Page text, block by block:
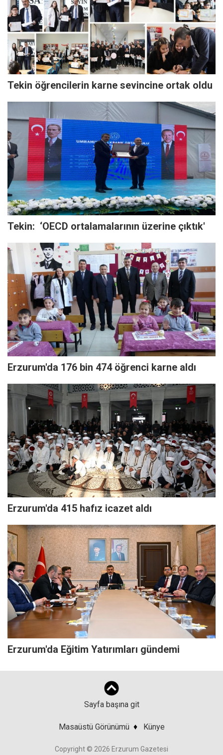
Tekin öğrencilerin karne sevincine ortak oldu
Tekin: ‘OECD ortalamalarının üzerine çıktık'
Erzurum'da 176 bin 474 öğrenci karne aldı
Erzurum'da 415 hafız icazet aldı
Erzurum'da Eğitim Yatırımları gündemi
Sayfa başına git
Masaüstü Görünümü ♦ Künye
Copyright © 2026 Erzurum Gazetesi